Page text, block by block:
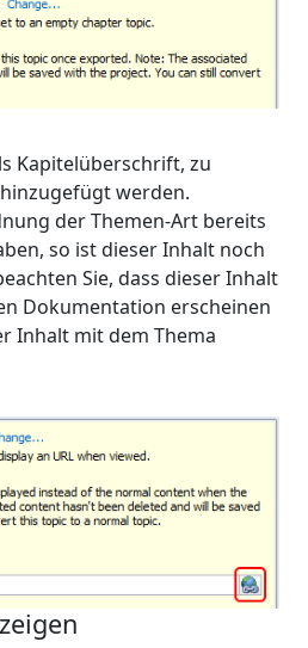
Kapitelüberschrift, zu
werden.
der Themen-Art bereits
so ist dieser Inhalt noch
Sie, dass dieser Inhalt
Dokumentation erscheinen
Inhalt mit dem Thema